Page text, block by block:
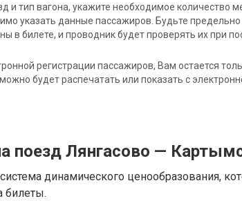
и тип вагона, укажите необходимое количество
указать данные пассажиров. Будьте
в билете, и проводник будет проверять их при
регистрации пассажиров, Вам остается
будет распечатать или показать с
поезд Лянгасово —
динамического ценообразования,
билеты.